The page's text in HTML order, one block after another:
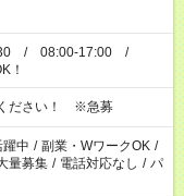
/ 08:00-17:00 /
！
ださい！ ※急募
中 / 副業・WワークOK /
量募集 / 電話対応なし / パ